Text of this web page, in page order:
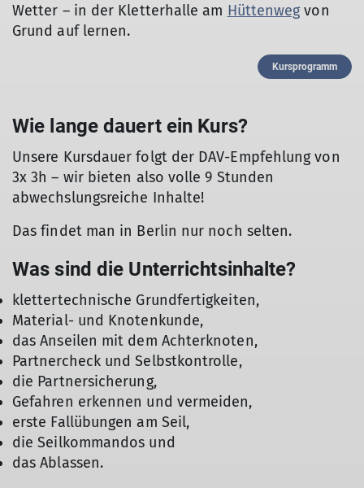
Wetter – in der Kletterhalle am Hüttenwegvon
Grund auf lernen.
Kursprogramm
Wie lange dauert ein Kurs?
Unsere Kursdauer folgt der DAV-Empfehlung von
3x 3h – wir bieten also volle 9 Stunden
abwechslungsreiche Inhalte!
Das findet man in Berlin nur noch selten.
Was sind die Unterrichtsinhalte?
klettertechnische Grundfertigkeiten,
Material- und Knotenkunde,
das Anseilen mit dem Achterknoten,
Partnercheck und Selbstkontrolle,
die Partnersicherung,
Gefahren erkennen und vermeiden,
erste Fallübungen am Seil,
die Seilkommandos und
das Ablassen.